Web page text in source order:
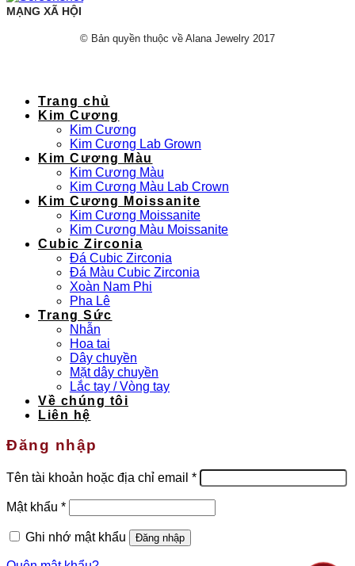
MẠNG XÃ HỘI
© Bản quyền thuộc về Alana Jewelry 2017
Trang chủ
Kim Cương
Kim Cương
Kim Cương Lab Grown
Kim Cương Màu
Kim Cương Màu
Kim Cương Màu Lab Crown
Kim Cương Moissanite
Kim Cương Moissanite
Kim Cương Màu Moissanite
Cubic Zirconia
Đá Cubic Zirconia
Đá Màu Cubic Zirconia
Xoàn Nam Phi
Pha Lê
Trang Sức
Nhẫn
Hoa tai
Dây chuyền
Mặt dây chuyền
Lắc tay / Vòng tay
Về chúng tôi
Liên hệ
Đăng nhập
Tên tài khoản hoặc địa chỉ email *Bắt
buộc
Mật khẩu *Bắt
buộc
Ghi nhớ mật khẩu
Đăng nhập